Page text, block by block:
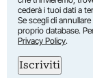
cederà i tuoi dati a
Se scegli di
proprio database.
Privacy Policy.
Iscriviti